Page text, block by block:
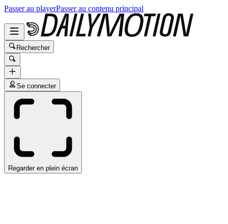
Passer au playerPasser au contenu principal
Rechercher
Se connecter
Regarder en plein écran